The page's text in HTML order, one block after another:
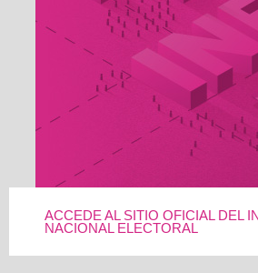
ACCEDE AL SITIO OFICIAL DEL
NACIONAL ELECTORAL